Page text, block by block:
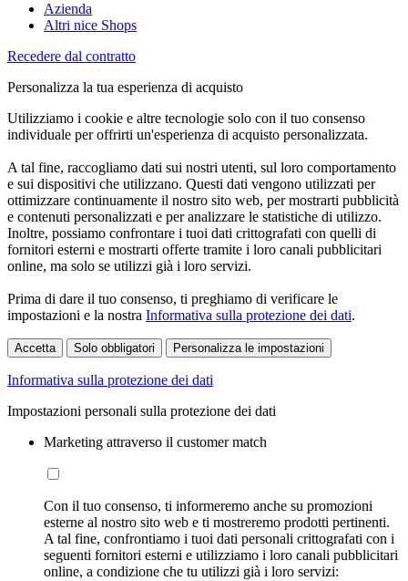
Azienda
Altri nice Shops
Recedere dal contratto
Personalizza la tua esperienza di acquisto
Utilizziamo i cookie e altre tecnologie solo con il tuo consenso
individuale per offrirti un'esperienza di acquisto personalizzata.
A tal fine, raccogliamo dati sui nostri utenti, sul loro comportamento
e sui dispositivi che utilizzano. Questi dati vengono utilizzati per
ottimizzare continuamente il nostro sito web, per mostrarti pubblicità
e contenuti personalizzati e per analizzare le statistiche di utilizzo.
Inoltre, possiamo confrontare i tuoi dati crittografati con quelli di
fornitori esterni e mostrarti offerte tramite i loro canali pubblicitari
online, ma solo se utilizzi già i loro servizi.
Prima di dare il tuo consenso, ti preghiamo di verificare le
impostazioni e la nostra Informativa sulla protezione dei dati.
Accetta Solo obbligatori Personalizza le impostazioni
Informativa sulla protezione dei dati
Impostazioni personali sulla protezione dei dati
Marketing attraverso il customer match
Con il tuo consenso, ti informeremo anche su promozioni
esterne al nostro sito web e ti mostreremo prodotti pertinenti.
A tal fine, confrontiamo i tuoi dati personali crittografati con i
seguenti fornitori esterni e utilizziamo i loro canali pubblicitari
online, a condizione che tu utilizzi già i loro servizi: